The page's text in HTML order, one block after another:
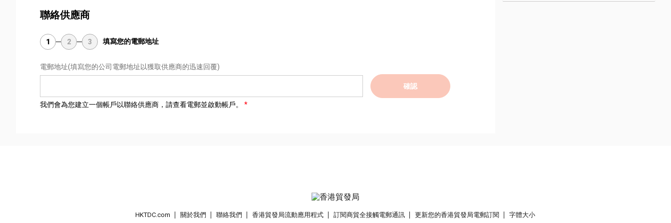
聯絡供應商
1 2 3 填寫您的電郵地址
電郵地址(填寫您的公司電郵地址以獲取供應商的迅速回覆)
確認
我們會為您建立一個帳戶以聯絡供應商，請查看電郵並啟動帳戶。
HKTDC.com 關於我們 聯絡我們 香港貿發局流動應用程式 訂閱商貿全接觸電郵通訊 更新您的香港貿發局電郵訂閱 字體大小